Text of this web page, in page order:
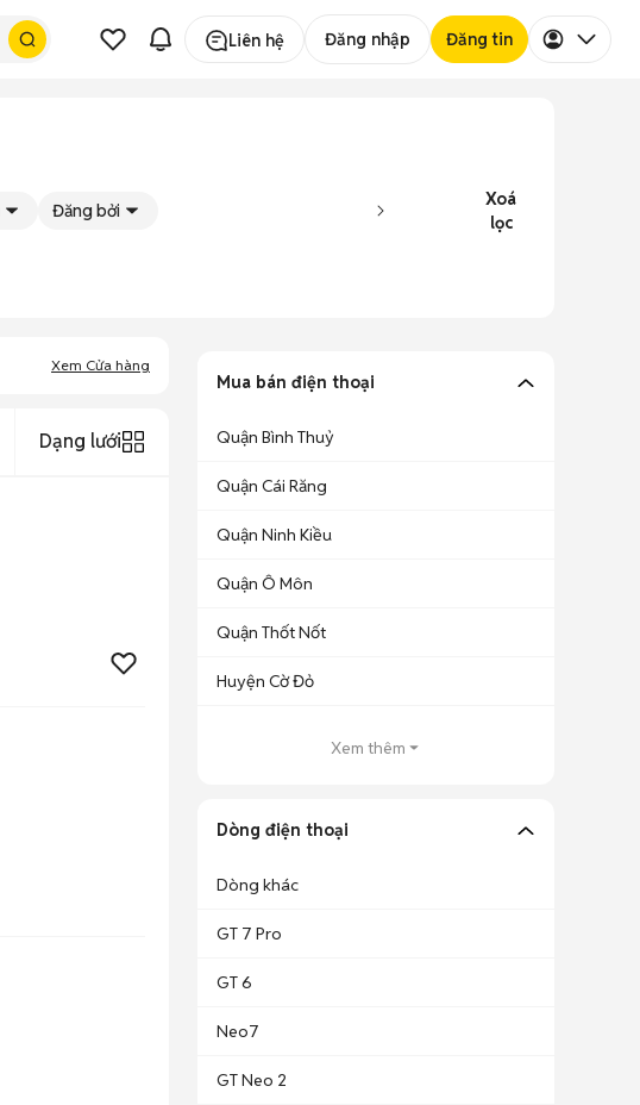
Liên hệ Đăng nhập Đăng tin
Đăng bởi
Xoá
lọc
Xem Cửa hàng
Dạng lưới
Mua bán điện thoại
Quận Bình Thuỷ
Quận Cái Răng
Quận Ninh Kiều
Quận Ô Môn
Quận Thốt Nốt
Huyện Cờ Đỏ
Xem thêm
Dòng điện thoại
Dòng khác
GT 7 Pro
GT 6
Neo7
GT Neo 2